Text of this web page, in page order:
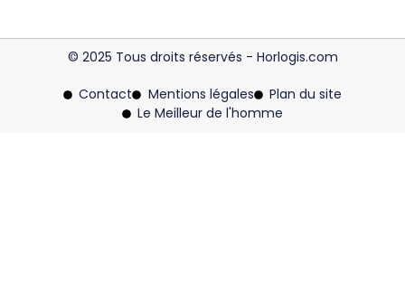
© 2025 Tous droits réservés - Horlogis.com
Contact Mentions légales
Plan du site
Le Meilleur de l'homme